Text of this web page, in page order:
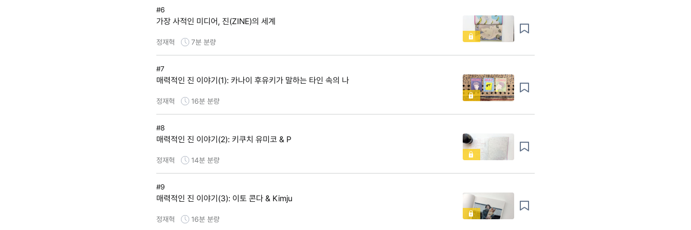
#6
가장 사적인 미디어, 진(ZINE)의 세계
정재혁 7분 분량
#7
매력적인 진 이야기(1): 카나이 후유키가 말하는 타인 속의 나
정재혁 16분 분량
#8
매력적인 진 이야기(2): 키쿠치 유미코 & P
정재혁 14분 분량
#9
매력적인 진 이야기(3): 이토 콘다 & Kimju
정재혁 16분 분량